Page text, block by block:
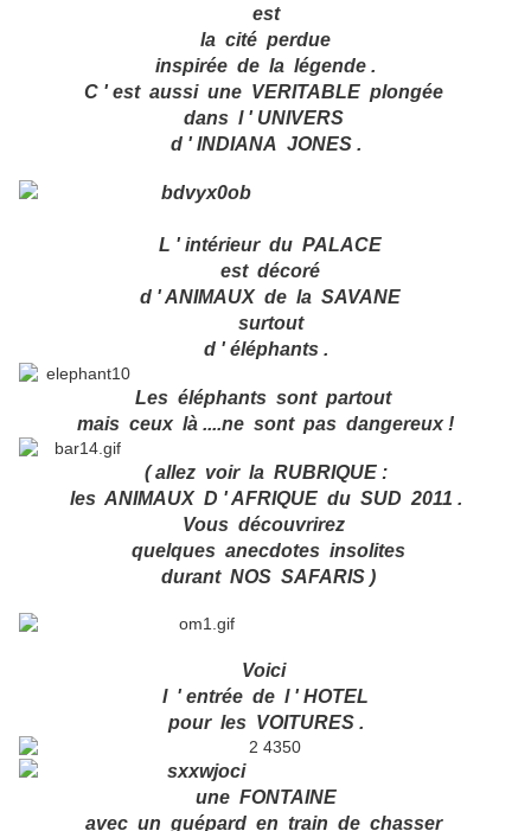
est
la cité perdue
inspirée de la légende .
C ' est aussi une VERITABLE plongée
dans l ' UNIVERS
d ' INDIANA JONES .
L ' intérieur du PALACE
est décoré
d ' ANIMAUX de la SAVANE
surtout
d ' éléphants .
Les éléphants sont partout
mais ceux là ....ne sont pas dangereux !
( allez voir la RUBRIQUE :
les ANIMAUX D ' AFRIQUE du SUD 2011 .
Vous découvrirez
quelques anecdotes insolites
durant NOS SAFARIS )
Voici
l ' entrée de l ' HOTEL
pour les VOITURES .
une FONTAINE
avec un guépard en train de chasser